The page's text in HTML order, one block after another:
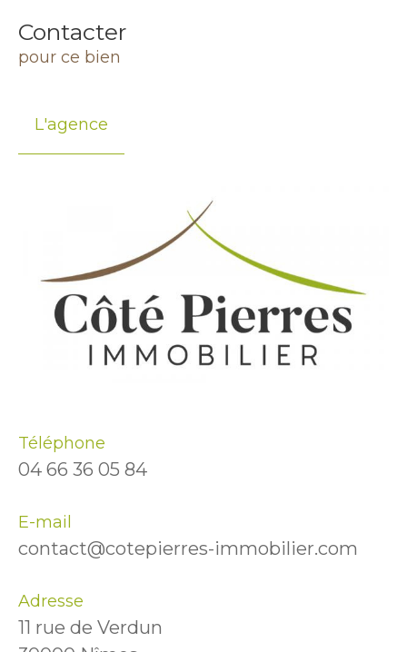
Contacter
pour ce bien
L'agence
Téléphone
04 66 36 05 84
E-mail
contact@cotepierres-immobilier.com
Adresse
11 rue de Verdun